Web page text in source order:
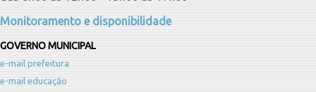
Monitoramento e disponibilidade
GOVERNO MUNICIPAL
e-mail prefeitura
e-mail educação